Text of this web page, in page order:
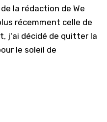
la rédaction de We
récemment celle de
j'ai décidé de quitter la
le soleil de